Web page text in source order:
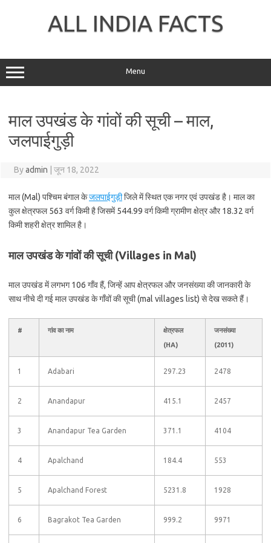
ALL INDIA FACTS
Menu
माल उपखंड के गांवों की सूची – माल,
जलपाईगुड़ी
Byadmin जून 18, 2022
माल (Mal) पश्चिम बंगाल केजलपाईगुड़ीजिले में स्थित एक नगर एवं उपखंड है। माल का
कुल क्षेत्रफल 563 वर्ग किमी है जिसमें 544.99 वर्ग किमी ग्रामीण क्षेत्र और 18.32 वर्ग
किमी शहरी क्षेत्र शामिल है।
माल उपखंड के गांवों की सूची (Villages in Mal)
माल उपखंड में लगभग 106 गाँव हैं, जिन्हें आप क्षेत्रफल और जनसंख्या की जानकारी के
साथ नीचे दी गई माल उपखंड के गाँवों की सूची (mal villages list) से देख सकते हैं।
# गांव का नाम
क्षेत्रफल
(HA)
जनसंख्या
(2011)
1 Adabari 297.23 2478
2 Anandapur 415.1 2457
3 Anandapur Tea Garden 371.1 4104
4 Apalchand 184.4 553
5 Apalchand Forest 5231.8 1928
6 Bagrakot Tea Garden 999.2 9971